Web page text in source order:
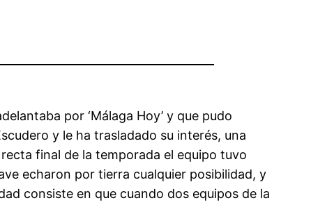
por ‘Málaga Hoy’ y que pudo
y le ha trasladado su interés, una
final de la temporada el equipo tuvo
echaron por tierra cualquier posibilidad, y
consiste en que cuando dos equipos de la